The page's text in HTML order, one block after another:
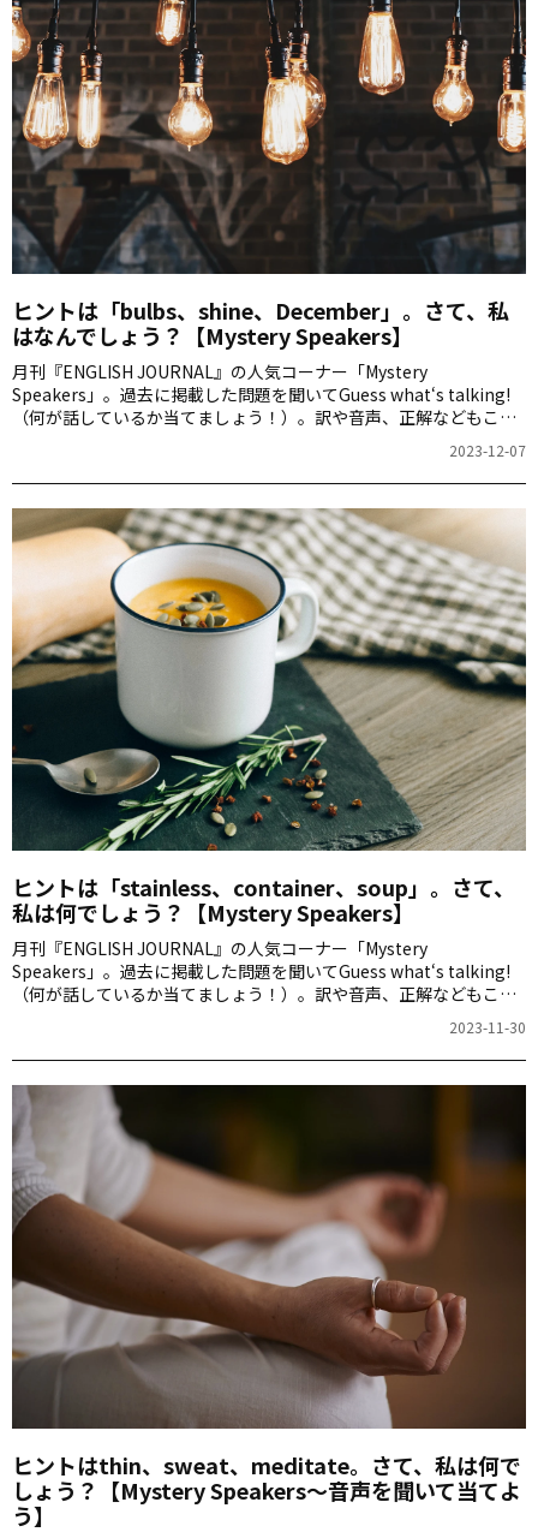
ヒントは「bulbs、shine、December」。さて、私
はなんでしょう？【Mystery Speakers】
月刊『ENGLISH JOURNAL』の人気コーナー「Mystery
Speakers」。過去に掲載した問題を聞いてGuess what‘s talking!
（何が話しているか当てましょう！）。訳や音声、正解などもこち
2023-12-07
ヒントは「stainless、container、soup」。さて、
私は何でしょう？【Mystery Speakers】
月刊『ENGLISH JOURNAL』の人気コーナー「Mystery
Speakers」。過去に掲載した問題を聞いてGuess what‘s talking!
（何が話しているか当てましょう！）。訳や音声、正解などもこち
2023-11-30
ヒントはthin、sweat、meditate。さて、私は何で
しょう？【Mystery Speakers～音声を聞いて当てよ
う】